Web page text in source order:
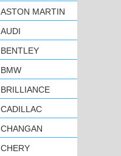
ASTON MARTIN
AUDI
BENTLEY
BMW
BRILLIANCE
CADILLAC
CHANGAN
CHERY